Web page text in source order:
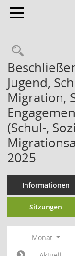
Toggle navigation
Jugend,
Migration,
(Schul-,
2025
Informationen
Sitzungen
Monat